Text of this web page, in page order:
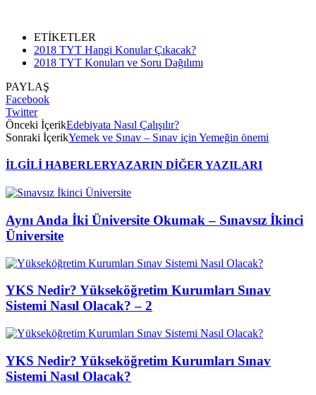
ETİKETLER
2018 TYT Hangi Konular Çıkacak?
2018 TYT Konuları ve Soru Dağılımı
PAYLAŞ
Facebook
Twitter
Önceki İçerikEdebiyata Nasıl Çalışılır?
Sonraki İçerikYemek ve Sınav – Sınav için Yemeğin önemi
İLGİLİ HABERLERYAZARIN DİĞER YAZILARI
Aynı Anda İki Üniversite Okumak – Sınavsız İkinci
Üniversite
YKS Nedir? Yükseköğretim Kurumları Sınav
Sistemi Nasıl Olacak? – 2
YKS Nedir? Yükseköğretim Kurumları Sınav
Sistemi Nasıl Olacak?